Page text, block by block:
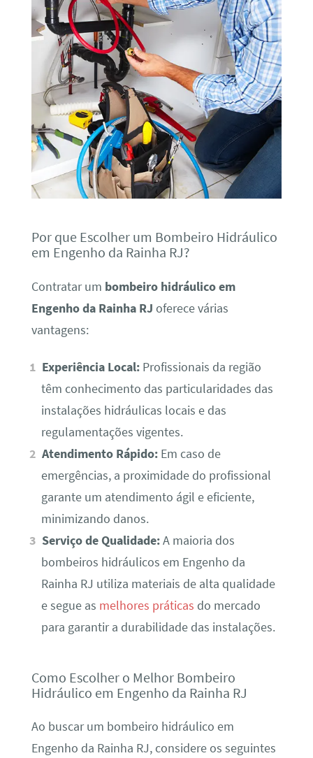
Por que Escolher um Bombeiro Hidráulico
em Engenho da Rainha RJ?
Contratar um bombeiro hidráulico em
Engenho da Rainha RJ oferece várias
vantagens:
Experiência Local: Profissionais da região
têm conhecimento das particularidades das
instalações hidráulicas locais e das
regulamentações vigentes.
Atendimento Rápido: Em caso de
emergências, a proximidade do profissional
garante um atendimento ágil e eficiente,
minimizando danos.
Serviço de Qualidade:A maioria dos
bombeiros hidráulicos em Engenho da
Rainha RJ utiliza materiais de alta qualidade
e segue as melhores práticas do mercado
para garantir a durabilidade das instalações.
Como Escolher o Melhor Bombeiro
Hidráulico em Engenho da Rainha RJ
Ao buscar um bombeiro hidráulico em
Engenho da Rainha RJ, considere os seguintes